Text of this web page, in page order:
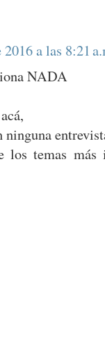
a las 8:21
NADA
ninguna
los temas